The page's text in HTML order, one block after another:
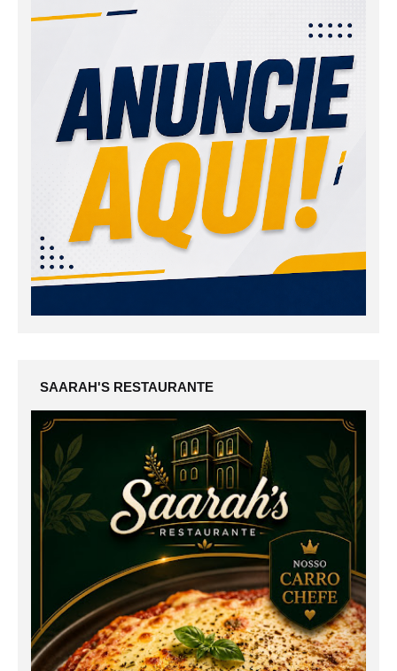
SAARAH'S RESTAURANTE